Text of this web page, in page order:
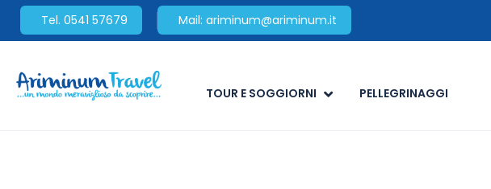
Tel. 0541 57679 Mail: ariminum@ariminum.it
TOUR E SOGGIORNI PELLEGRINAGGI